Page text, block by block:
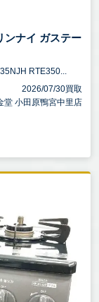
ンナイ ガステー
RTE350...
2026/07/30買取
堂 小田原鴨宮中里店